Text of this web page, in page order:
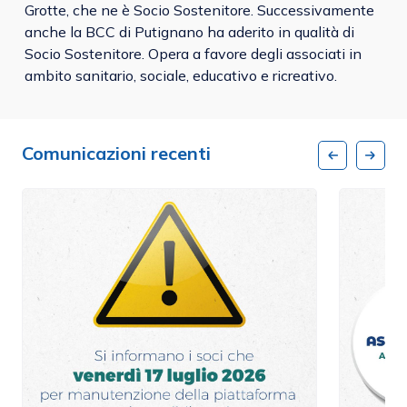
Grotte, che ne è Socio Sostenitore. Successivamente
anche la BCC di Putignano ha aderito in qualità di
Socio Sostenitore. Opera a favore degli associati in
ambito sanitario, sociale, educativo e ricreativo.
Comunicazioni recenti